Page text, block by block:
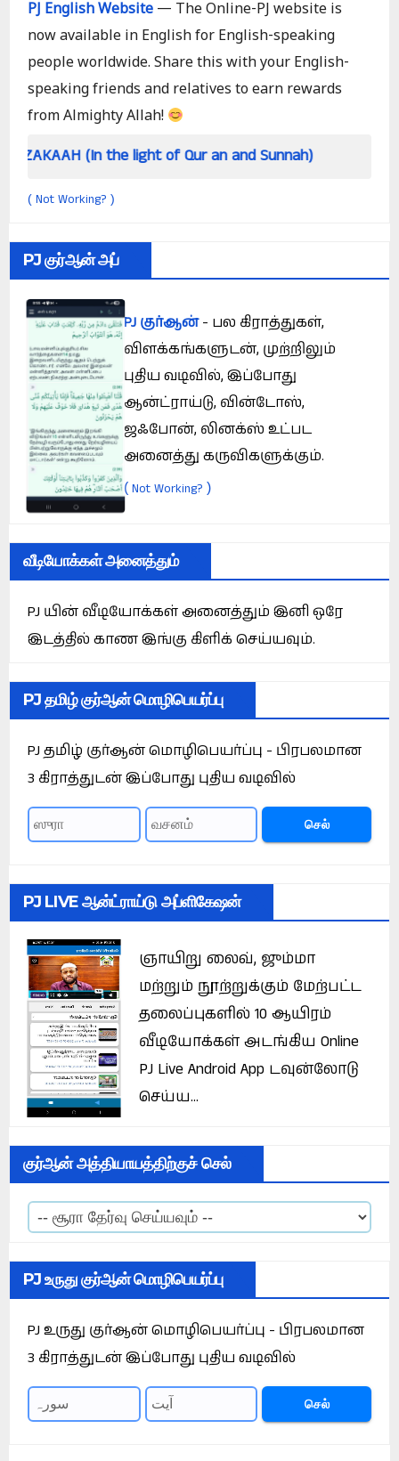
PJ English Website — The Online-PJ website is
now available in English for English-speaking
people worldwide. Share this with your English-
speaking friends and relatives to earn rewards
from Almighty Allah!
the light of Qur an and Sunnah) How can a
( Not Working? )
PJ குர்ஆன் அப்
PJ குர்ஆன்- பல கிராத்துகள்,
விளக்கங்களுடன், முற்றிலும்
புதிய வடிவில், இப்போது
ஆன்ட்ராய்டு, வின்டோஸ்,
ஜஃபோன், லினக்ஸ் உட்பட
அனைத்து கருவிகளுக்கும்.
(Not Working? )
வீடியோக்கள் அனைத்தும்
PJ யின் வீடியோக்கள் அனைத்தும் இனி ஒரே
இடத்தில் காண இங்கு கிளிக் செய்யவும்.
PJ தமிழ் குர்ஆன் மொழிபெயர்ப்பு
PJ தமிழ் குர்ஆன் மொழிபெயர்ப்பு - பிரபலமான
3 கிராத்துடன் இப்போது புதிய வடிவில்
செல்
PJ LIVE ஆன்ட்ராய்டு அப்ளிகேஷன்
ஞாயிறு லைவ், ஜும்மா
மற்றும் நூற்றுக்கும் மேற்பட்ட
தலைப்புகளில் 10 ஆயிரம்
வீடியோக்கள் அடங்கிய Online
PJ Live Android App டவுன்லோடு
செய்ய...
குர்ஆன் அத்தியாயத்திற்குச் செல்
PJ உருது குர்ஆன் மொழிபெயர்ப்பு
PJ உருது குர்ஆன் மொழிபெயர்ப்பு - பிரபலமான
3 கிராத்துடன் இப்போது புதிய வடிவில்
செல்